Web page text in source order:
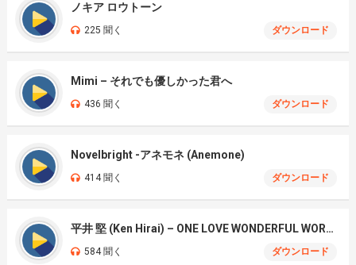
ノキア ロウトーン
225 聞く ダウンロード
Mimi – それでも優しかった君へ
436 聞く ダウンロード
Novelbright -アネモネ (Anemone)
414 聞く ダウンロード
平井 堅 (Ken Hirai) – ONE LOVE WONDERFUL WORLD
584 聞く ダウンロード